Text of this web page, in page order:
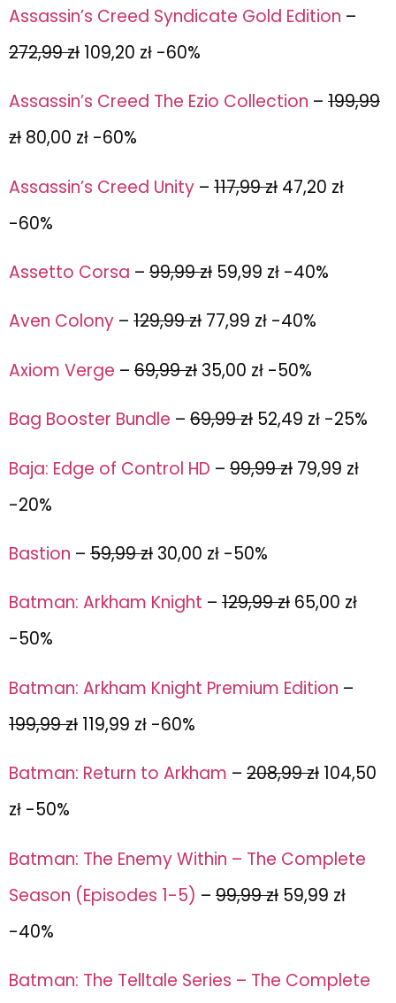
Assassin’s Creed Syndicate Gold Edition –
272,99 zł 109,20 zł -60%
Assassin’s Creed The Ezio Collection – 199,99
zł 80,00 zł -60%
Assassin’s Creed Unity – 117,99 zł 47,20 zł
-60%
Assetto Corsa – 99,99 zł 59,99 zł -40%
Aven Colony – 129,99 zł 77,99 zł -40%
Axiom Verge – 69,99 zł 35,00 zł -50%
Bag Booster Bundle – 69,99 zł 52,49 zł -25%
Baja: Edge of Control HD – 99,99 zł 79,99 zł
-20%
Bastion – 59,99 zł 30,00 zł -50%
Batman: Arkham Knight – 129,99 zł 65,00 zł
-50%
Batman: Arkham Knight Premium Edition –
199,99 zł 119,99 zł -60%
Batman: Return to Arkham – 208,99 zł 104,50
zł -50%
Batman: The Enemy Within – The Complete
Season (Episodes 1-5) – 99,99 zł 59,99 zł
-40%
Batman: The Telltale Series – The Complete